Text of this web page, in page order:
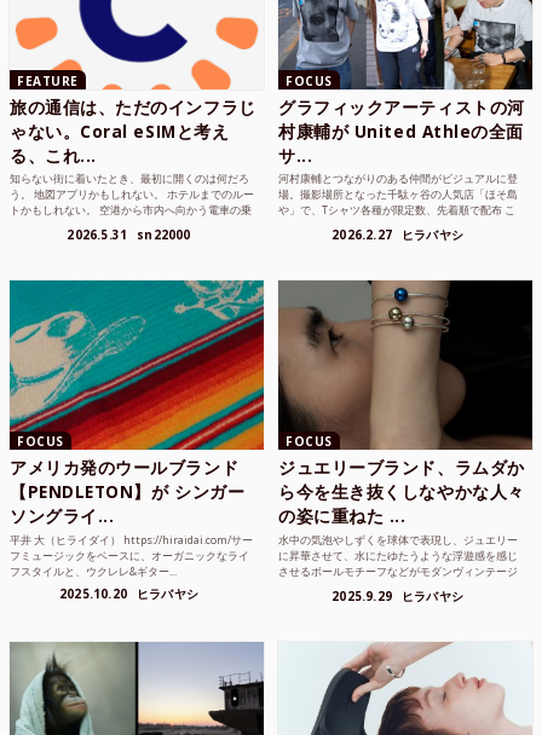
FEATURE
旅の通信は、ただのインフラじ
ゃない。Coral eSIMと考え
る、これ...
知らない街に着いたとき、最初に開くのは何だろ
う。 地図アプリかもしれない。 ホテルまでのルー
トかもしれない。 空港から市内へ向かう電車の乗
2026.5.31 sn22000
FOCUS
グラフィックアーティストの河
村康輔が United Athleの全面
サ...
河村康輔とつながりのある仲間がビジュアルに登
場。撮影場所となった千駄ヶ谷の人気店「ほそ島
や」で、Tシャツ各種が限定数、先着順で配布 こ
2026.2.27 ヒラバヤシ
FOCUS
アメリカ発のウールブランド
【PENDLETON】が シンガー
ソングライ...
平井 大（ヒライダイ） https://hiraidai.com/サー
フミュージックをベースに、オーガニックなライ
フスタイルと、ウクレレ&ギター...
2025.10.20 ヒラバヤシ
FOCUS
ジュエリーブランド、ラムダか
ら今を生き抜くしなやかな人々
の姿に重ねた ...
水中の気泡やしずくを球体で表現し、ジュエリー
に昇華させて、水にたゆたうような浮遊感を感じ
させるボールモチーフなどがモダンヴィンテージ
2025.9.29 ヒラバヤシ